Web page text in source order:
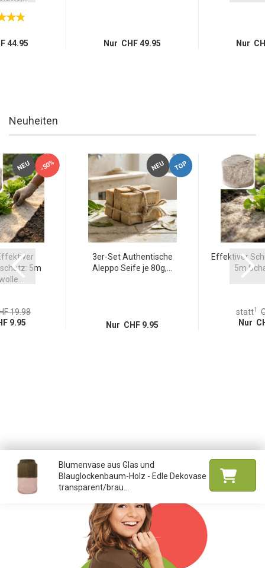
44.95 Nur CHF 49.95 Nur
Neuheiten
NEU -50%
5m
19.98
9.95
NEU TOP
3er-Set Authentische
Aleppo Seife je 80g,...
Nur CHF 9.95
Effektiver
5m
statt1
Nur
Blumenvase aus Glas und
Blauglockenbaum-Holz - Edle Dekovase
transparent/brau...